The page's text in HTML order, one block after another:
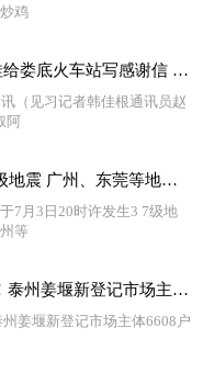
鸡
世界即时：五岁娃给娄底火车站写感谢信 因为啥？
（见习记者韩佳根通讯员赵
阿
广东河源发生3.7级地震 广州、东莞等地有震感
7月3日20时许发生3 7级地
等
同比增加35.69%！泰州姜堰新登记市场主体6608户
姜堰新登记市场主体6608户